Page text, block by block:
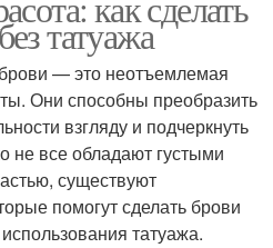
татуажа
— это неотъемлемая
Они способны преобразить
взгляду и подчеркнуть
не все обладают густыми
существуют
помогут сделать брови
татуажа.